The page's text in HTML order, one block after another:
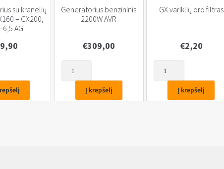
su kranelių
– GX200,
AG
9,90
Generatorius benzininis
2200W AVR
€309,00
Generatorius
benzininis
Į krepšelį
GX variklių oro filtras
€2,20
variklių
Į krepšelį